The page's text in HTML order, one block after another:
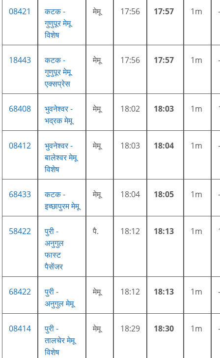
08421
कटक -
गुणुपूर मेमू
विशेष
मेमू 17:56 17:57 1m
18443
कटक -
गुणुपूर मेमू
एक्सप्रेस
मेमू 17:56 17:57 1m
68408
भुवनेश्वर -
भद्रक मेमू
मेमू 18:02 18:03 1m
08412
भुवनेश्वर -
बालेश्वर मेमू
विशेष
मेमू 18:03 18:04 1m
68433
कटक -
इच्छापुरम मेमू
मेमू 18:04 18:05 1m
58422
पुरी -
अनुगुल
फास्ट
पैसेंजर
पै. 18:12 18:13 1m
68422
पुरी -
अनुगुल मेमू
मेमू 18:12 18:13 1m
08414
पुरी -
तालचेर मेमू
विशेष
मेमू 18:29 18:30 1m